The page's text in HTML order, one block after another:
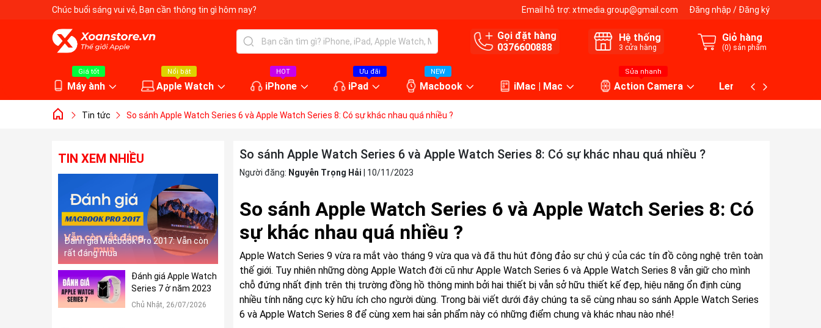
Chúc buổi sáng vui vẻ, Bạn cần thông tin gì hôm nay? Email hỗ trợ: xtmedia.group@gmail.com Đăng nhập / Đăng ký
Gọi đặt hàng
0376600888
Hệ thống
3 cửa hàng
Giỏ hàng
(0) sản phẩm
Giá tốt
Máy ành
Nổi bật
Apple Watch
HOT
iPhone
Ưu đãi
iPad
NEW
Macbook iMac | Mac
Sửa nhanh
Action Camera Lens máy ảnh
Tin tức So sánh Apple Watch Series 6 và Apple Watch Series 8: Có sự khác nhau quá nhiều ?
So sánh Apple Watch Series 6 và Apple Watch Series 8: Có sự khác nhau quá nhiều ?
Người đăng: Nguyễn Trọng Hải 10/11/2023
So sánh Apple Watch Series 6 và Apple Watch Series 8: Có
sự khác nhau quá nhiều ?
Apple Watch Series 9 vừa ra mắt vào tháng 9 vừa qua và đã thu hút đông đảo sự chú ý của các tín đồ công nghệ trên toàn
thế giới. Tuy nhiên những dòng Apple Watch đời cũ như Apple Watch Series 6 và Apple Watch Series 8 vẫn giữ cho mình
chỗ đứng nhất định trên thị trường đồng hồ thông minh bởi hai thiết bị vẫn sở hữu thiết kế đẹp, hiệu năng ổn định cùng
nhiều tính năng cực kỳ hữu ích cho người dùng. Trong bài viết dưới đây chúng ta sẽ cùng nhau so sánh Apple Watch Series
6 và Apple Watch Series 8 để cùng xem hai sản phẩm này có những điểm chung và khác nhau nào nhé!
TIN XEM NHIỀU
Đánh giá Macbook Pro 2017: Vẫn còn
rất đáng mua
Đánh giá Apple Watch
Series 7 ở năm 2023
Chủ Nhật, 26/07/2026